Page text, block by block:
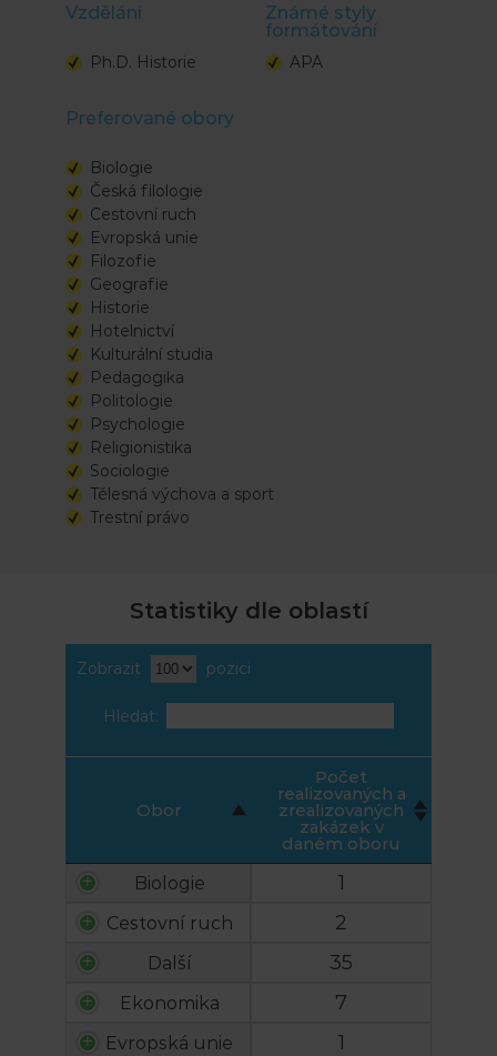
Vzdělání
Ph.D. Historie
Známé styly
formátování
APA
Preferované obory
Biologie
Česká filologie
Cestovní ruch
Evropská unie
Filozofie
Geografie
Historie
Hotelnictví
Kulturální studia
Pedagogika
Politologie
Psychologie
Religionistika
Sociologie
Tělesná výchova a sport
Trestní právo
Statistiky dle oblastí
Zobrazit pozici
Hledat:
Obor
Počet
realizovaných a
zrealizovaných
zakázek v
daném oboru
Biologie
1
Cestovní ruch 2
Další 35
Ekonomika 7
Evropská unie 1